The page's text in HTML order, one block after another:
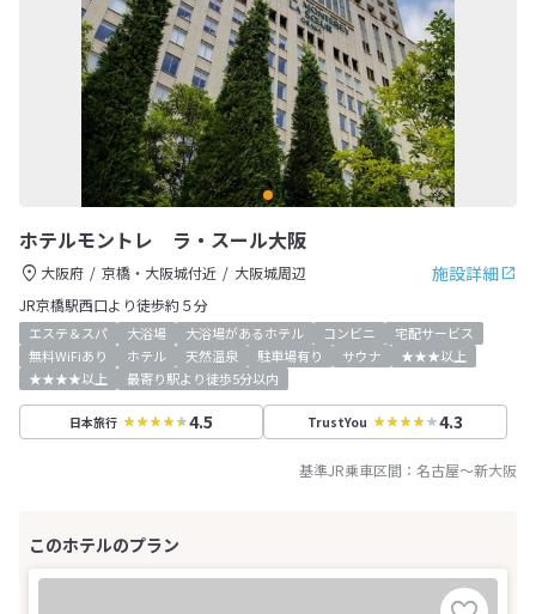
ホテルモントレ ラ・スール大阪
施設詳細
大阪府 京橋・大阪城付近
大阪城周辺
JR京橋駅西口より徒歩約５分
エステ＆スパ 大浴場 大浴場があるホテル コンビニ
宅配サービス
無料WiFiあり
ホテル 天然温泉 駐車場有り サウナ
★★★以上
★★★★以上
最寄り駅より徒歩5分以内
日本旅行 4.5 TrustYou 4.3
基準JR乗車区間： 名古屋～新大阪